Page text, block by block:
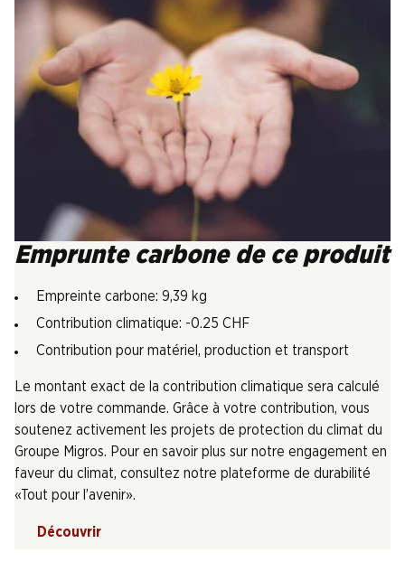
Emprunte carbone de ce produit
Empreinte carbone: 9,39 kg
Contribution climatique: -0.25 CHF
Contribution pour matériel, production et transport
Le montant exact de la contribution climatique sera calculé
lors de votre commande. Grâce à votre contribution, vous
soutenez activement les projets de protection du climat du
Groupe Migros. Pour en savoir plus sur notre engagement en
faveur du climat, consultez notre plateforme de durabilité
«Tout pour l’avenir».
Découvrir